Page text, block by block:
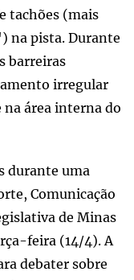
tachões (mais
na pista. Durante
barreiras
irregular
na área interna do
durante uma
Comunicação
de Minas
feira (14/4). A
debater sobre